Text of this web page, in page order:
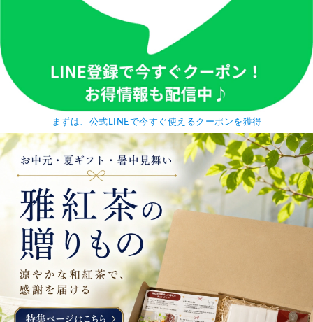
まずは、公式LINEで今すぐ使えるクーポンを獲得